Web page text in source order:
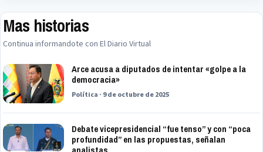
Mas historias
Continua informandote con El Diario Virtual
Arce acusa a diputados de intentar «golpe a la
democracia»
Política · 9 de octubre de 2025
Debate vicepresidencial “fue tenso” y con “poca
profundidad” en las propuestas, señalan